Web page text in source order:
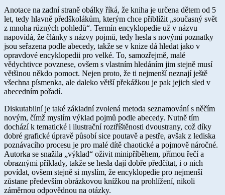
Anotace na zadní straně obálky říká, že kniha je určena dětem od 5
let, tedy hlavně předškolákům, kterým chce přiblížit „současný svět
z mnoha různých pohledů“. Termín encyklopedie už v názvu
napovídá, že články s názvy pojmů, tedy hesla s novými poznatky
jsou seřazena podle abecedy, takže se v knize dá hledat jako v
opravdové encyklopedii pro velké. To, samozřejmě, malé
vědychtivce povznese, ovšem s vlastním hledáním jim stejně musí
většinou někdo pomoct. Nejen proto, že ti nejmenší neznají ještě
všechna písmenka, ale daleko větší překážkou je pak jejich sled v
abecedním pořadí.
Diskutabilní je také základní zvolená metoda seznamování s něčím
novým, čímž myslím výklad pojmů podle abecedy. Nutně tím
dochází k tematické i ilustrační roztříštěnosti dvoustrany, což díky
dobré grafické úpravě působí sice poutavě a pestře, avšak z lediska
poznávacího procesu je pro malé dítě chaotické a pojmově náročné.
Autorka se snažila „výklad“ oživit minipříběhem, přímou řečí a
obraznými příklady, takže se hesla dají dobře předčítat, i o nich
povídat, ovšem stejně si myslím, že encyklopedie pro nejmenší
zůstane především obrázkovou knížkou na prohlížení, nikoli
záměrnou odpovědnou na otázky.